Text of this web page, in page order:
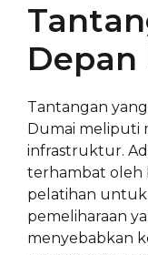
Depan
Tantangan
Dumai meliputi
infrastruktur.
terhambat oleh
pelatihan untuk
pemeliharaan
menyebabkan